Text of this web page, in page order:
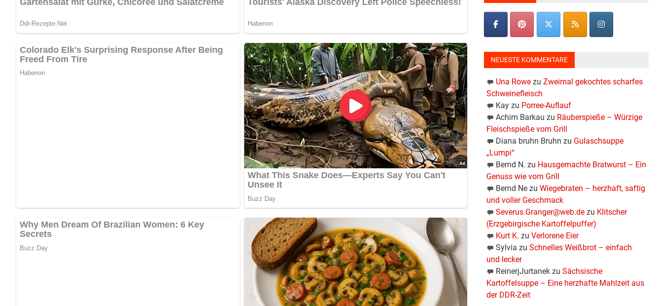
Nach: Köstliche Fischgerichte, Herausgegeben vom Werbedienst der volkseigenen Fischwirtschaft Rostock (1961)
NEUESTE KOMMENTARE
Una Rowezu Zweimal gekochtes scharfes
Schweinefleisch
Kayzu Porree-Auflauf
Achim Barkau zu Räuberspieße – Würzige
Fleischspieße vom Grill
Diana bruhn Bruhn zu Gulaschsuppe
„Lumpi“
Bernd N. zu Hausgemachte Bratwurst – Ein
Genuss wie vom Grill
Bernd Nezu Wiegebraten – herzhaft, saftig
und voller Geschmack
Severus.Granger@web.dezu Klitscher
(Erzgebirgische Kartoffelpuffer)
Kurt K. zu Verlorene Eier
Sylvia zu Schnelles Weißbrot – einfach
und lecker
ReinerjJurtanekzu Sächsische
Kartoffelsuppe – Eine herzhafte Mahlzeit aus
der DDR-Zeit